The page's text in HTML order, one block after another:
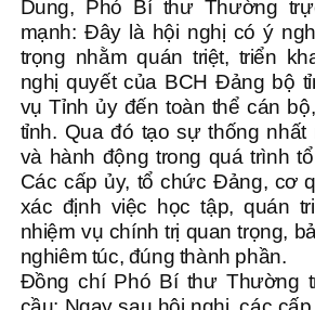
Dung, Phó Bí thư Thường
mạnh: Đây là hội nghị có ý
trọng nhằm quán triệt, triển
nghị quyết của BCH Đảng bộ
vụ Tỉnh ủy đến toàn thể cán
tỉnh. Qua đó tạo sự thống
và hành động trong quá trình
Các cấp ủy, tổ chức Đảng, cơ
xác định việc học tập, quán
nhiệm vụ chính trị quan trọng,
nghiêm túc, đúng thành phần.
Đồng chí Phó Bí thư Thường